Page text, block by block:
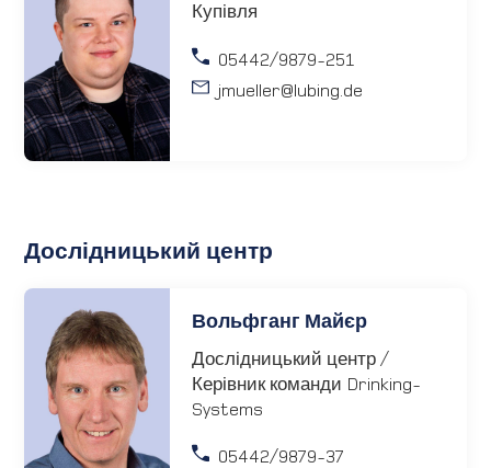
Купівля
05442/9879-251
jmueller@lubing.de
Дослідницький центр
Вольфганг Майєр
Дослідницький центр /
Керівник команди Drinking-
Systems
05442/9879-37